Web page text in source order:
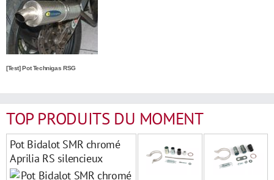
[Test] Pot Technigas RSG
TOP PRODUITS DU MOMENT
Pot Bidalot SMR chromé
Aprilia RS silencieux
Gunmetal